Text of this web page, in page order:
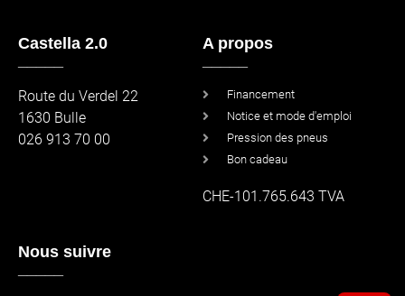
Castella 2.0
Route du Verdel 22
1630 Bulle
026 913 70 00
A propos
Financement
Notice et mode d'emploi
Pression des pneus
Bon cadeau
CHE-101.765.643 TVA
Nous suivre